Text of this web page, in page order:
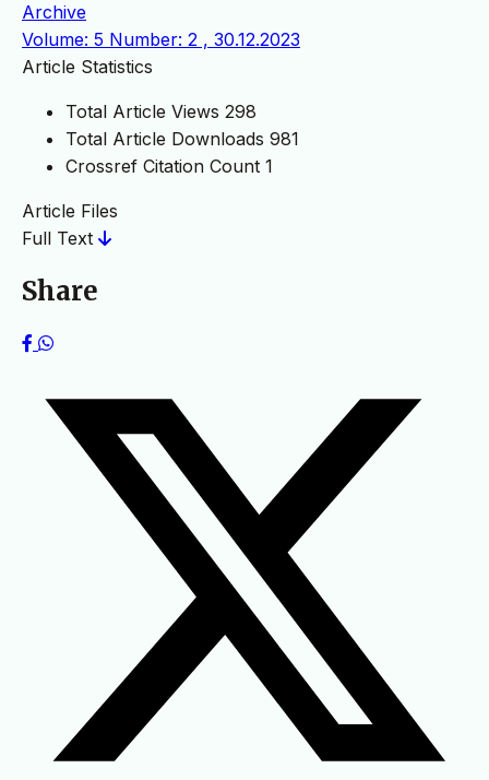
Archive
Volume: 5 Number: 2 , 30.12.2023
Article Statistics
Total Article Views 298
Total Article Downloads 981
Crossref Citation Count 1
Article Files
Full Text
Share